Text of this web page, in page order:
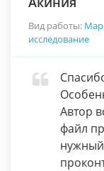
Вид работы:
исследование
Автор
файл